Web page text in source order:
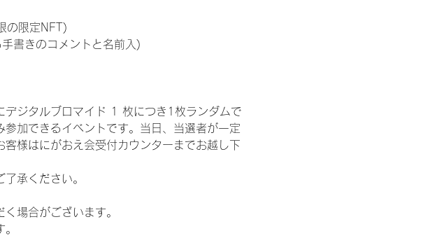
の限定NFT)
書きのコメントと名前入)
デジタルブロマイド 1 枚につき1枚ランダムで
加できるイベントです。当日、当選者が一定
様はにがおえ会受付カウンターまでお越し下
承ください。
場合がございます。